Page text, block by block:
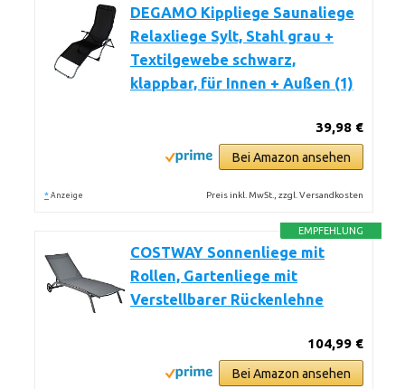
DEGAMO Kippliege Saunaliege
Relaxliege Sylt, Stahl grau +
Textilgewebe schwarz,
klappbar, für Innen + Außen (1)
39,98 €
Bei Amazon ansehen
* Anzeige Preis inkl. MwSt., zzgl. Versandkosten
EMPFEHLUNG
COSTWAY Sonnenliege mit
Rollen, Gartenliege mit
Verstellbarer Rückenlehne
104,99 €
Bei Amazon ansehen